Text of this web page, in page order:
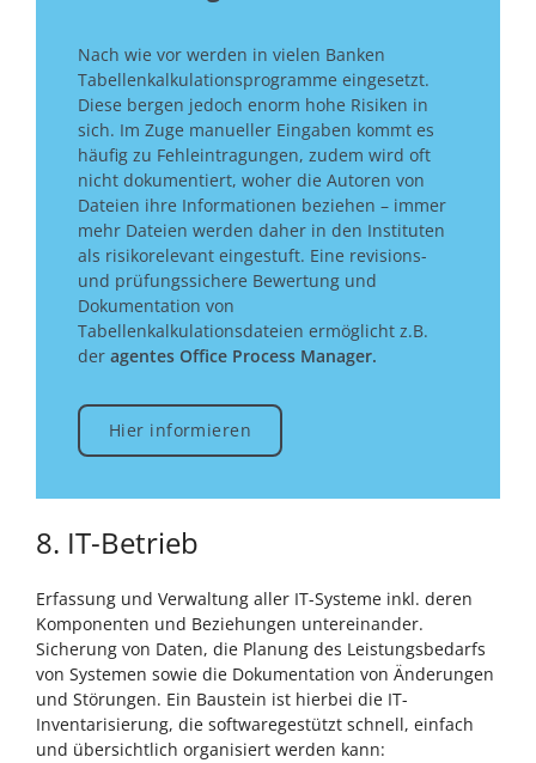
Nach wie vor werden in vielen Banken
Tabellenkalkulationsprogramme eingesetzt.
Diese bergen jedoch enorm hohe Risiken in
sich. Im Zuge manueller Eingaben kommt es
häufig zu Fehleintragungen, zudem wird oft
nicht dokumentiert, woher die Autoren von
Dateien ihre Informationen beziehen – immer
mehr Dateien werden daher in den Instituten
als risikorelevant eingestuft. Eine revisions-
und prüfungssichere Bewertung und
Dokumentation von
Tabellenkalkulationsdateien ermöglicht z.B.
der agentes Office Process Manager.
Hier informieren
8. IT-Betrieb
Erfassung und Verwaltung aller IT-Systeme inkl. deren
Komponenten und Beziehungen untereinander.
Sicherung von Daten, die Planung des Leistungsbedarfs
von Systemen sowie die Dokumentation von Änderungen
und Störungen. Ein Baustein ist hierbei die IT-
Inventarisierung, die softwaregestützt schnell, einfach
und übersichtlich organisiert werden kann: